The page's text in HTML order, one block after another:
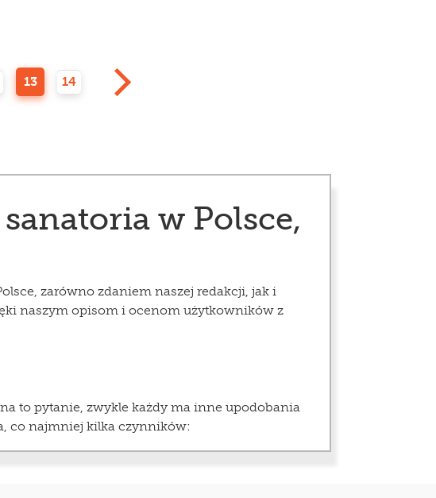
13 14
w Polsce,
zarówno zdaniem naszej redakcji, jak i
naszym opisom i ocenom użytkowników z
to pytanie, zwykle każdy ma inne upodobania
co najmniej kilka czynników: